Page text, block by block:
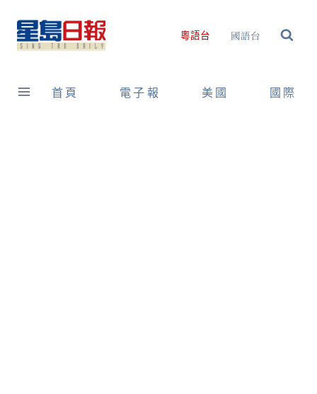
content
粵語台 國語台
首頁 電子報 美國 國際